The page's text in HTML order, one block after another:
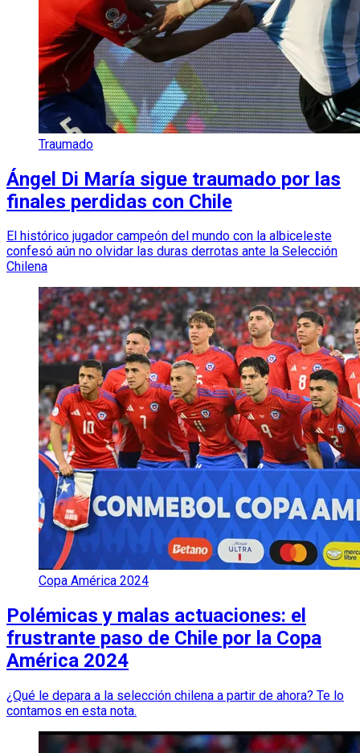
Traumado
Ángel Di María sigue traumado por las
finales perdidas con Chile
El histórico jugador campeón del mundo con la albiceleste
confesó aún no olvidar las duras derrotas ante la Selección
Chilena
Copa América 2024
Polémicas y malas actuaciones: el
frustrante paso de Chile por la Copa
América 2024
¿Qué le depara a la selección chilena a partir de ahora? Te lo
contamos en esta nota.